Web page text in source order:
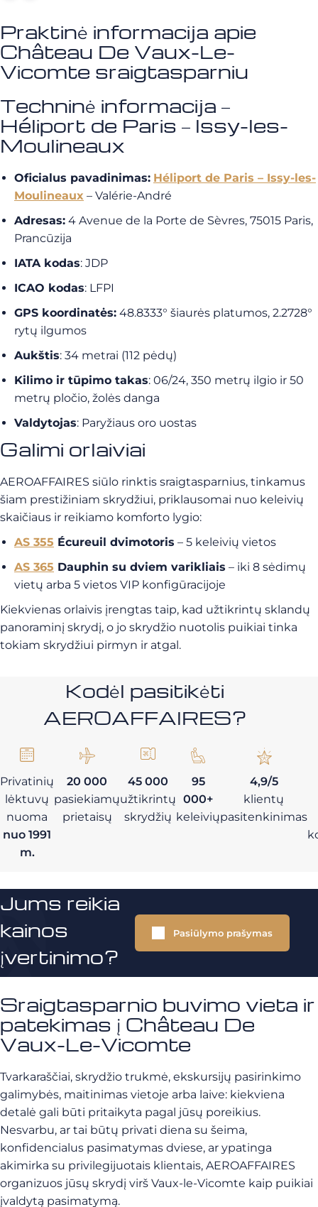
Praktinė informacija apie
Château De Vaux-Le-
Vicomte sraigtasparniu
Techninė informacija –
Héliport de Paris – Issy-les-
Moulineaux
Oficialus pavadinimas: Héliport de Paris – Issy-les-
Moulineaux – Valérie-André
Adresas: 4 Avenue de la Porte de Sèvres, 75015 Paris,
Prancūzija
IATA kodas: JDP
ICAO kodas: LFPI
GPS koordinatės: 48.8333° šiaurės platumos, 2.2728°
rytų ilgumos
Aukštis: 34 metrai (112 pėdų)
Kilimo ir tūpimo takas: 06/24, 350 metrų ilgio ir 50
metrų pločio, žolės danga
Valdytojas: Paryžiaus oro uostas
Galimi orlaiviai
AEROAFFAIRES siūlo rinktis sraigtasparnius, tinkamus
šiam prestižiniam skrydžiui, priklausomai nuo keleivių
skaičiaus ir reikiamo komforto lygio:
AS 355 Écureuil dvimotoris – 5 keleivių vietos
AS 365 Dauphin su dviem varikliais – iki 8 sėdimų
vietų arba 5 vietos VIP konfigūracijoje
Kiekvienas orlaivis įrengtas taip, kad užtikrintų sklandų
panoraminį skrydį, o jo skrydžio nuotolis puikiai tinka
tokiam skrydžiui pirmyn ir atgal.
Kodėl pasitikėti
AEROAFFAIRES?
Privatinių
lėktuvų
nuoma
nuo 1991
m.
20 000
pasiekiamų
prietaisų
45 000
užtikrintų
skrydžių
95
000+
keleivių
4,9/5
klientų
pasitenkinimas
Jums reikia
kainos
įvertinimo?
Pasiūlymo prašymas
Sraigtasparnio buvimo vieta ir
patekimas į Château De
Vaux-Le-Vicomte
Tvarkaraščiai, skrydžio trukmė, ekskursijų pasirinkimo
galimybės, maitinimas vietoje arba laive: kiekviena
detalė gali būti pritaikyta pagal jūsų poreikius.
Nesvarbu, ar tai būtų privati diena su šeima,
konfidencialus pasimatymas dviese, ar ypatinga
akimirka su privilegijuotais klientais, AEROAFFAIRES
organizuos jūsų skrydį virš Vaux-le-Vicomte kaip puikiai
įvaldytą pasimatymą.